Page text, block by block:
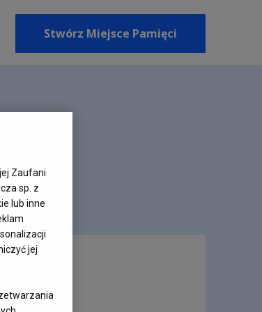
Stwórz Miejsce Pamięci
Zaufani
sp. z
lub inne
jej